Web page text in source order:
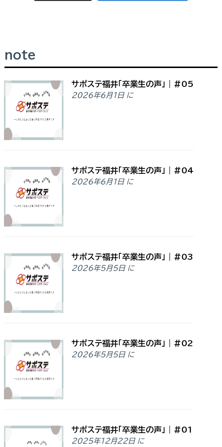
note
サポステ福井「卒業生の声」｜#05
2026年6月1日 に
サポステ福井「卒業生の声」｜#04
2026年6月1日 に
サポステ福井「卒業生の声」｜#03
2026年5月5日 に
サポステ福井「卒業生の声」｜#02
2026年5月5日 に
サポステ福井「卒業生の声」｜#01
2025年12月22日 に